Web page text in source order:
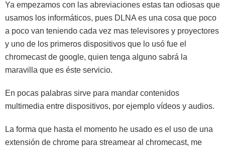
Ya empezamos con las abreviaciones estas tan odiosas que
usamos los informáticos, pues DLNA es una cosa que poco
a poco van teniendo cada vez mas televisores y proyectores
y uno de los primeros dispositivos que lo usó fue el
chromecast de google, quien tenga alguno sabrá la
maravilla que es éste servicio.
En pocas palabras sirve para mandar contenidos
multimedia entre dispositivos, por ejemplo vídeos y audios.
La forma que hasta el momento he usado es el uso de una
extensión de chrome para streamear al chromecast, me